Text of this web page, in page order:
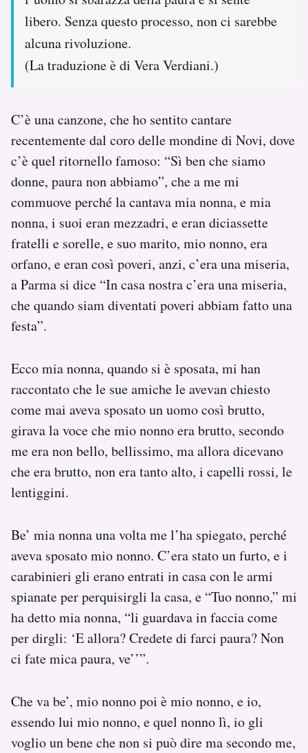
libero. Senza questo processo, non ci sarebbe
alcuna rivoluzione.
(La traduzione è di Vera Verdiani.)
C’è una canzone, che ho sentito cantare
recentemente dal coro delle mondine di Novi, dove
c’è quel ritornello famoso: “Sì ben che siamo
donne, paura non abbiamo”, che a me mi
commuove perché la cantava mia nonna, e mia
nonna, i suoi eran mezzadri, e eran diciassette
fratelli e sorelle, e suo marito, mio nonno, era
orfano, e eran così poveri, anzi, c’era una miseria,
a Parma si dice “In casa nostra c’era una miseria,
che quando siam diventati poveri abbiam fatto una
festa”.
Ecco mia nonna, quando si è sposata, mi han
raccontato che le sue amiche le avevan chiesto
come mai aveva sposato un uomo così brutto,
girava la voce che mio nonno era brutto, secondo
me era non bello, bellissimo, ma allora dicevano
che era brutto, non era tanto alto, i capelli rossi, le
lentiggini.
Be’ mia nonna una volta me l’ha spiegato, perché
aveva sposato mio nonno. C’era stato un furto, e i
carabinieri gli erano entrati in casa con le armi
spianate per perquisirgli la casa, e “Tuo nonno,” mi
ha detto mia nonna, “li guardava in faccia come
per dirgli: ‘E allora? Credete di farci paura? Non
ci fate mica paura, ve’’”.
Che va be’, mio nonno poi è mio nonno, e io,
essendo lui mio nonno, e quel nonno lì, io gli
voglio un bene che non si può dire ma secondo me,